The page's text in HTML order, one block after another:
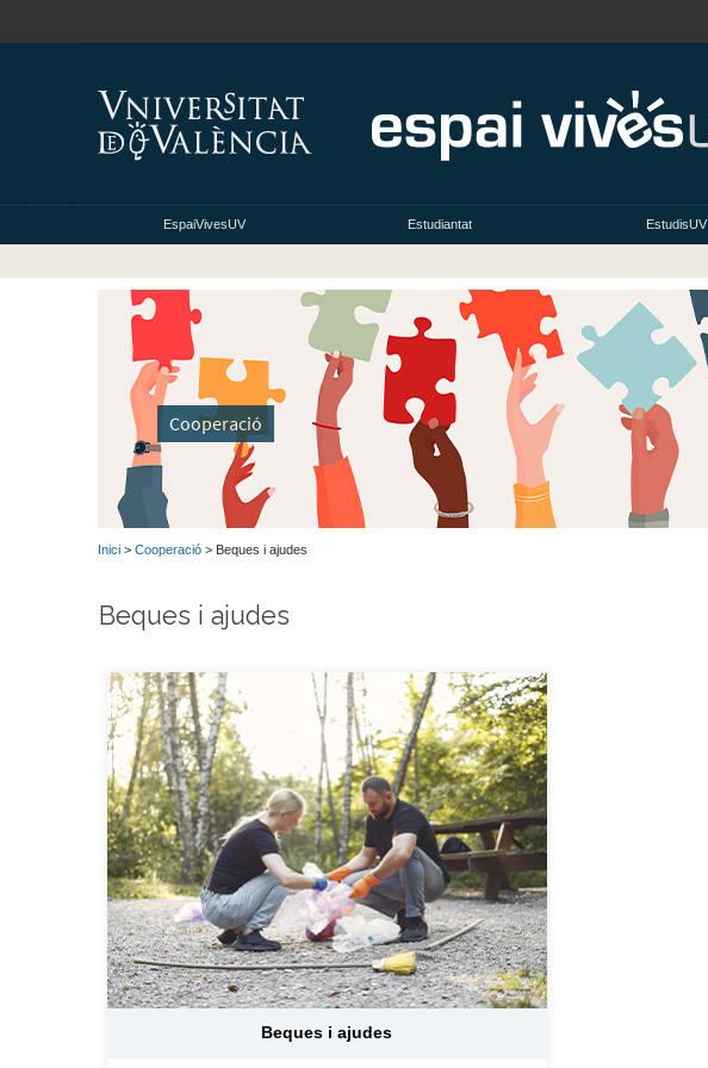
EspaiVivesUV Estudiantat EstudisUV
Cooperació
Inici > Cooperació > Beques i ajudes
Beques i ajudes
Beques i ajudes